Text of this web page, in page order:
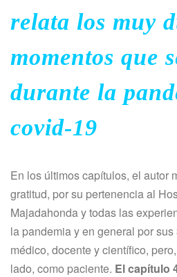
relata los muy
momentos que
durante la
covid-19
En los últimos capítulos, el autor
gratitud, por su pertenencia al
Majadahonda y todas las
la pandemia y en general por
médico, docente y científico,
lado, como paciente. El capítulo